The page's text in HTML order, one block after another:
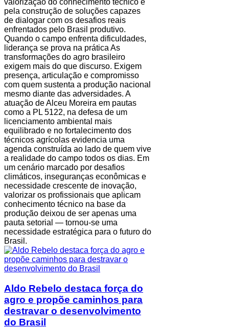
pela construção de soluções capazes
de dialogar com os desafios reais
enfrentados pelo Brasil produtivo.
Quando o campo enfrenta dificuldades,
liderança se prova na prática As
transformações do agro brasileiro
exigem mais do que discurso. Exigem
presença, articulação e compromisso
com quem sustenta a produção nacional
mesmo diante das adversidades. A
atuação de Alceu Moreira em pautas
como a PL 5122, na defesa de um
licenciamento ambiental mais
equilibrado e no fortalecimento dos
técnicos agrícolas evidencia uma
agenda construída ao lado de quem vive
a realidade do campo todos os dias. Em
um cenário marcado por desafios
climáticos, inseguranças econômicas e
necessidade crescente de inovação,
valorizar os profissionais que aplicam
conhecimento técnico na base da
produção deixou de ser apenas uma
pauta setorial — tornou-se uma
necessidade estratégica para o futuro do
Brasil.
Aldo Rebelo destaca força do
agro e propõe caminhos para
destravar o desenvolvimento
do Brasil